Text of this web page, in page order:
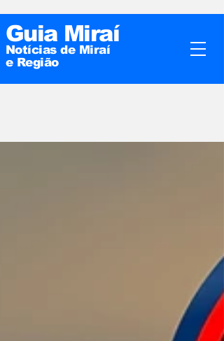
Guia Miraí
Notícias de Miraí
e Região